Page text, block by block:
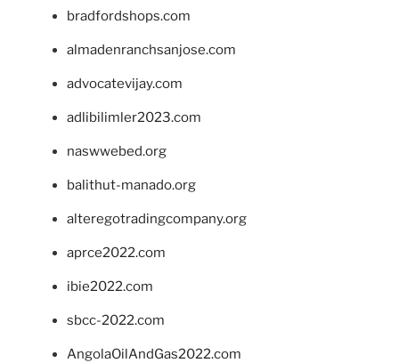
bradfordshops.com
almadenranchsanjose.com
advocatevijay.com
adlibilimler2023.com
naswwebed.org
balithut-manado.org
alteregotradingcompany.org
aprce2022.com
ibie2022.com
sbcc-2022.com
AngolaOilAndGas2022.com